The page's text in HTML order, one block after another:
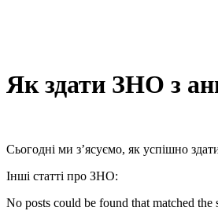
Як здати ЗНО з
Сьогодні ми з’ясуємо, як успішно
Інші статті про ЗНО:
No posts could be found that matched the